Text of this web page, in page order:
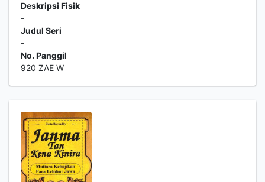
Deskripsi Fisik
-
Judul Seri
-
No. Panggil
920 ZAE W